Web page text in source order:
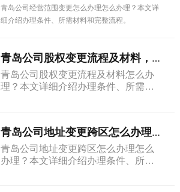
青岛公司经营范围变更怎么办理怎么办理？本文详
细介绍办理条件、所需材料和完整流程。
青岛公司股权变更流程及材料，完整攻略...
青岛公司股权变更流程及材料怎么办
理？本文详细介绍办理条件、所需材
青岛公司地址变更跨区怎么办理，一篇讲...
青岛公司地址变更跨区怎么办理怎么
办理？本文详细介绍办理条件、所需